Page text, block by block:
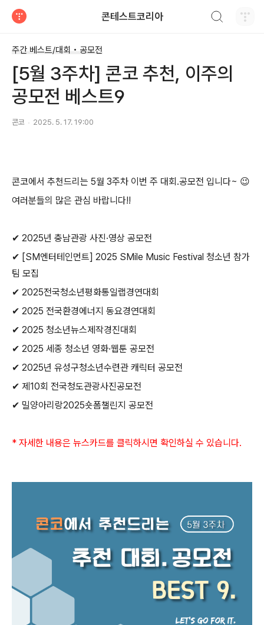
콘테스트코리아
주간 베스트/대회 • 공모전
[5월 3주차] 콘코 추천, 이주의
공모전 베스트9
콘코 2025. 5. 17. 19:00
콘코에서 추천드리는 5월 3주차 이번 주 대회 .공모전 입니다~ 😉
여러분들의 많은 관심 바랍니다!!
✔ 2025년 충남관광 사진·영상 공모전
✔ [SM엔터테인먼트] 2025 SMile Music Festival 청소년 참가
팀 모집
✔ 2025전국청소년평화통일랩경연대회
✔ 2025 전국환경에너지 동요경연대회
✔ 2025 청소년뉴스제작경진대회
✔ 2025 세종 청소년 영화·웹툰 공모전
✔ 2025년 유성구청소년수련관 캐릭터 공모전
✔ 제 10회 전국청도관광사진공모전
✔ 밀양아리랑2025숏폼챌린지 공모전
* 자세한 내용은 뉴스카드를 클릭하시면 확인하실 수 있습니다.